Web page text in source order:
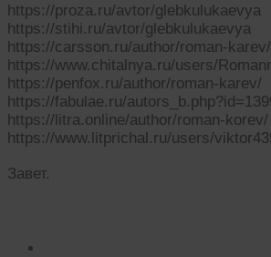
https://proza.ru/avtor/glebkulukaevya
https://stihi.ru/avtor/glebkulukaevya
https://carsson.ru/author/roman-karev/
https://www.chitalnya.ru/users/
https://penfox.ru/author/roman-karev/
https://fabulae.ru/
https://litra.online/author/roman-korev/
https://www.litprichal.ru/users/
Завет.